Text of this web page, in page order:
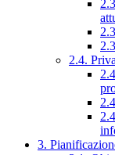
2.4.
3.